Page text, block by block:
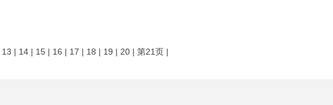
13 | 14 | 15 | 16 | 17 | 18 | 19 | 20 | 第21页 |